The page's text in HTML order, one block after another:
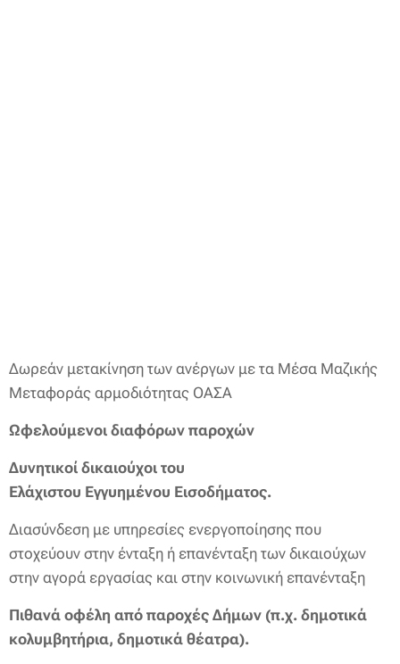
Δωρεάν μετακίνηση των ανέργων με τα Μέσα Μαζικής
Μεταφοράς αρμοδιότητας ΟΑΣΑ
Ωφελούμενοι διαφόρων παροχών
Δυνητικοί δικαιούχοι του
Ελάχιστου Εγγυημένου Εισοδήματος.
Διασύνδεση με υπηρεσίες ενεργοποίησης που
στοχεύουν στην ένταξη ή επανένταξη των δικαιούχων
στην αγορά εργασίας και στην κοινωνική επανένταξη
Πιθανά οφέλη από παροχές Δήμων (π.χ. δημοτικά
κολυμβητήρια, δημοτικά θέατρα).